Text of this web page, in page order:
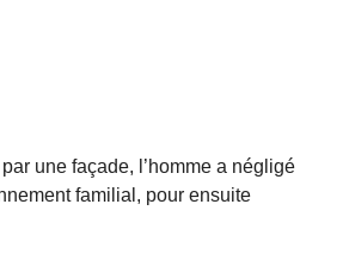
une façade, l’homme a négligé
familial, pour ensuite